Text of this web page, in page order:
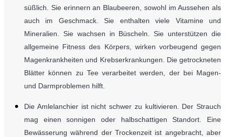
süßlich. Sie erinnern an Blaubeeren, sowohl im Aussehen als
auch im Geschmack. Sie enthalten viele Vitamine und
Mineralien. Sie wachsen in Büscheln. Sie unterstützen die
allgemeine Fitness des Körpers, wirken vorbeugend gegen
Magenkrankheiten und Krebserkrankungen. Die getrockneten
Blätter können zu Tee verarbeitet werden, der bei Magen-
und Darmproblemen hilft.
Die Amlelanchier ist nicht schwer zu kultivieren. Der Strauch
mag einen sonnigen oder halbschattigen Standort. Eine
Bewässerung während der Trockenzeit ist angebracht, aber